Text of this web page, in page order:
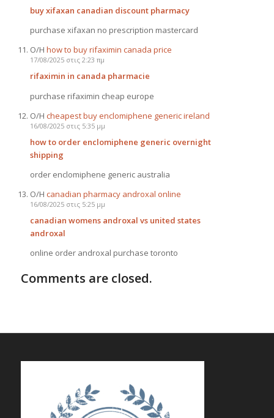
buy xifaxan canadian discount pharmacy
purchase xifaxan no prescription mastercard
Ο/Η how to buy rifaximin canada price
17/08/2025 στις 2:23 πμ
rifaximin in canada pharmacie
purchase rifaximin cheap europe
Ο/Η cheapest buy enclomiphene generic ireland
16/08/2025 στις 5:35 μμ
how to order enclomiphene generic overnight
shipping
order enclomiphene generic australia
Ο/Η canadian pharmacy androxal online
16/08/2025 στις 5:25 μμ
canadian womens androxal vs united states
androxal
online order androxal purchase toronto
Comments are closed.